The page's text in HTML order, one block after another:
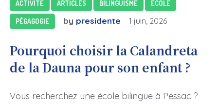
ACTIVITÉ ARTICLES BILINGUISME ÉCOLE
PÉGAGOGIE by presidente 1 juin, 2026
Pourquoi choisir la Calandreta
de la Dauna pour son enfant ?
Vous recherchez une école bilingue à Pessac ?